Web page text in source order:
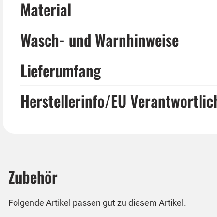
Material
Wasch- und Warnhinweise
Lieferumfang
Herstellerinfo/EU
Zubehör
Folgende Artikel passen gut zu diesem Artikel.